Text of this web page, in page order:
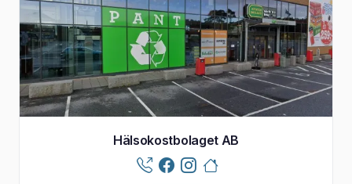
Hälsokostbolaget AB